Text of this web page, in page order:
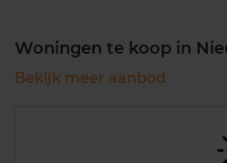
Woningen te koop in
Bekijk meer aanbod